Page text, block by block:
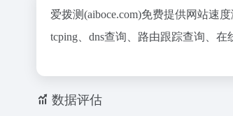
爱拨测(aiboce.com)免费提供网站速
tcping、dns查询、路由跟踪查询、在
数据评估